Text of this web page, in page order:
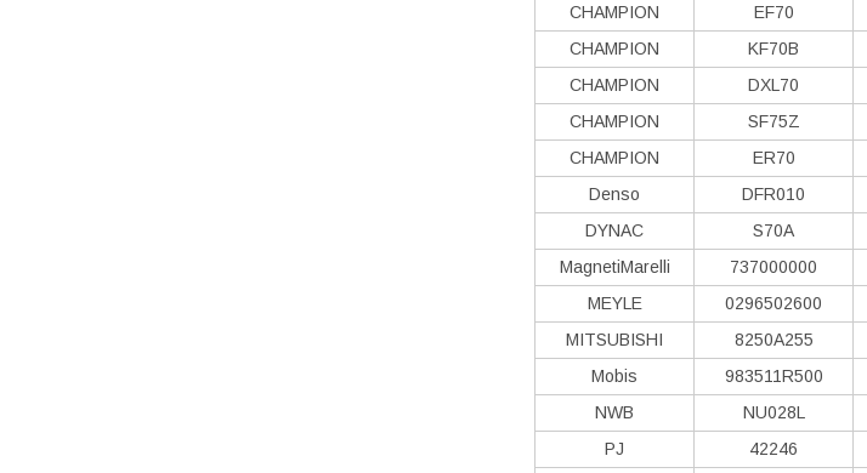
CHAMPION
EF70
CHAMPION
KF70B
CHAMPION
DXL70
CHAMPION
SF75Z
CHAMPION
ER70
Denso
DFR010
DYNAC
S70A
MagnetiMarelli
737000000
MEYLE
0296502600
MITSUBISHI
8250A255
Mobis
983511R500
NWB
NU028L
PJ
42246